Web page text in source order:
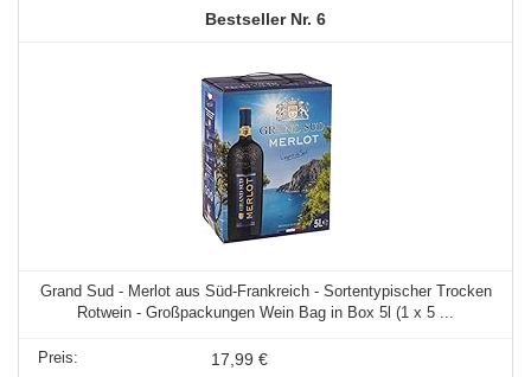
6
Grand Sud - Merlot aus Süd-Frankreich - Sortentypischer Trocken
Rotwein - Großpackungen Wein Bag in Box 5l (1 x 5 ...
17,99 €